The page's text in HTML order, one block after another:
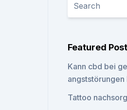
Featured
Kann cbd bei
angststörungen
Tattoo